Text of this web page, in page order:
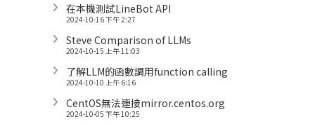
在本機測試LineBot API
2024-10-16 下午 2:27
Steve Comparison of LLMs
2024-10-15 上午 11:03
了解LLM的函數調用function calling
2024-10-10 上午 6:16
CentOS無法連接mirror.centos.org
2024-10-05 下午 10:25